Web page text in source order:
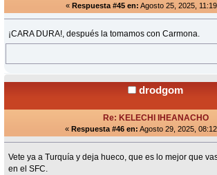
« Respuesta #45 en: Agosto 25, 2025,
¡CARA DURA!, después la tomamos con Carmona.
drodgom
Re: KELECHI IHEANACHO
« Respuesta #46 en: Agosto 29, 2025,
Vete ya a Turquía y deja hueco, que es lo mejor que
en el SFC.